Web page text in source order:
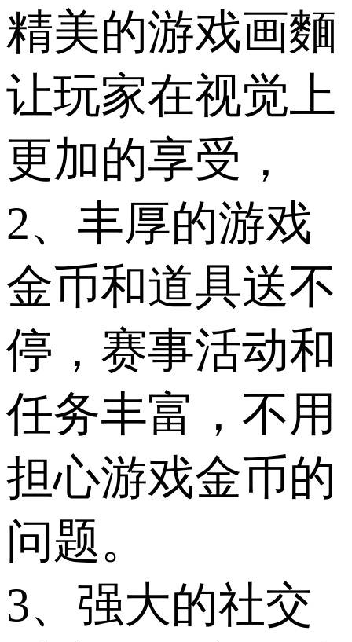
精美的游戏画麵
让玩家在视觉上
更加的享受，
2、丰厚的游戏
金币和道具送不
停，赛事活动和
任务丰富，不用
担心游戏金币的
问题。
3、强大的社交